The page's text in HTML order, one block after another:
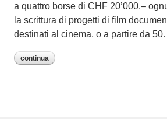
a quattro borse di CHF 20’000.–
la scrittura di progetti di film
destinati al cinema, o a partire da
continua